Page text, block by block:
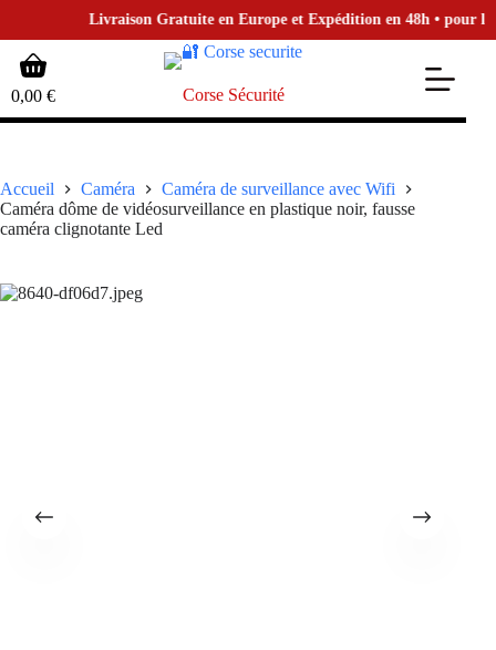
Livraison Gratuite en Europe et Expédition en 48h • pour la
contenu
Panier
d’achat
0,00 € Corse Sécurité
Accueil Caméra
Caméra de surveillance avec Wifi
Caméra dôme de vidéosurveillance en plastique noir, fausse
caméra clignotante Led